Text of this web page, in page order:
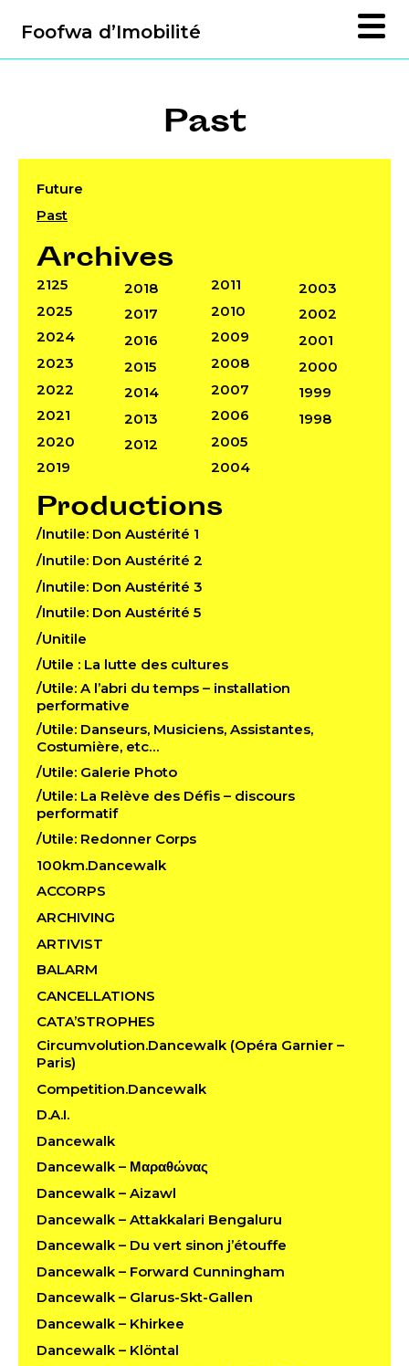
Foofwa d’Imobilité
Past
Future
Past
Archives
2125
2025
2024
2023
2022
2021
2020
2019
2018
2017
2016
2015
2014
2013
2012
2011
2010
2009
2008
2007
2006
2005
2004
2003
2002
2001
2000
1999
1998
Productions
/Inutile: Don Austérité 1
/Inutile: Don Austérité 2
/Inutile: Don Austérité 3
/Inutile: Don Austérité 5
/Unitile
/Utile : La lutte des cultures
/Utile: A l’abri du temps – installation
performative
/Utile: Danseurs, Musiciens, Assistantes,
Costumière, etc…
/Utile: Galerie Photo
/Utile: La Relève des Défis – discours
performatif
/Utile: Redonner Corps
100km.Dancewalk
ACCORPS
ARCHIVING
ARTIVIST
BALARM
CANCELLATIONS
CATA’STROPHES
Circumvolution.Dancewalk (Opéra Garnier –
Paris)
Competition.Dancewalk
D.A.I.
Dancewalk
Dancewalk – Μαραθώνας
Dancewalk – Aizawl
Dancewalk – Attakkalari Bengaluru
Dancewalk – Du vert sinon j’étouffe
Dancewalk – Forward Cunningham
Dancewalk – Glarus-Skt-Gallen
Dancewalk – Khirkee
Dancewalk – Klöntal